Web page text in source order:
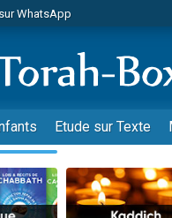
WhatsApp
5 jours de vacances aux
pour Diane, 80 ans, dans un
WhatsApp
bénédiction
pour Sauvez la jambe de Yohan
sur Zoom
Etude sur Texte